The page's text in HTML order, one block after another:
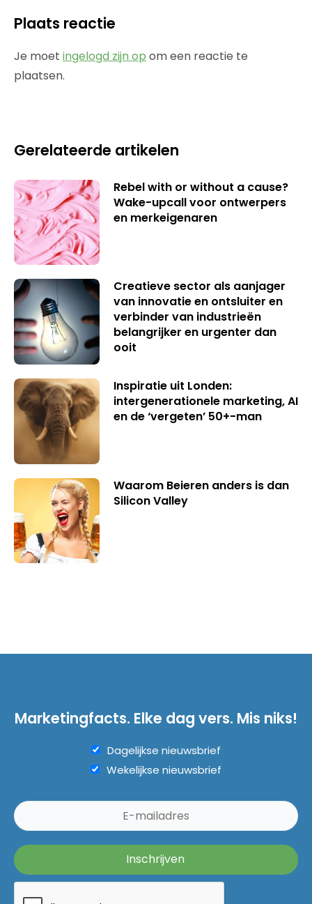
Plaats reactie
Je moet ingelogd zijn op om een reactie te
plaatsen.
Gerelateerde artikelen
Rebel with or without a cause?
Wake-upcall voor ontwerpers
en merkeigenaren
Creatieve sector als aanjager
van innovatie en ontsluiter en
verbinder van industrieën
belangrijker en urgenter dan
ooit
Inspiratie uit Londen:
intergenerationele marketing, AI
en de ‘vergeten’ 50+-man
Waarom Beieren anders is dan
Silicon Valley
Marketingfacts. Elke dag vers. Mis niks!
Dagelijkse nieuwsbrief
Wekelijkse nieuwsbrief